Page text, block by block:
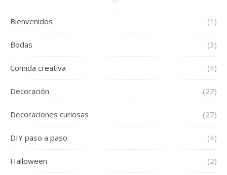
Bienvenidos (1)
Bodas (3)
Comida creativa (4)
Decoración (27)
Decoraciones curiosas (27)
DIY paso a paso (4)
Halloween (2)